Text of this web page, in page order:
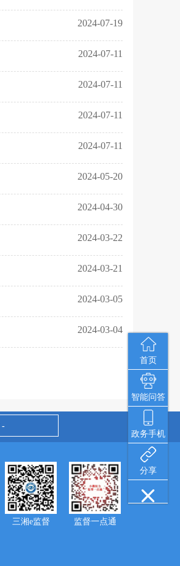
首页
智能问答
政务手机
分享
2024-07-19
2024-07-11
2024-07-11
2024-07-11
2024-07-11
2024-05-20
2024-04-30
2024-03-22
2024-03-21
2024-03-05
2024-03-04
-
三湘e监督 监督一点通